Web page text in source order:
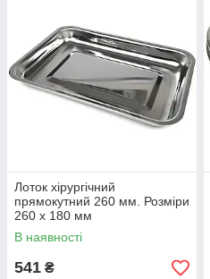
Лоток хірургічний
прямокутний 260 мм. Розміри
260 х 180 мм
В наявності
541 ₴